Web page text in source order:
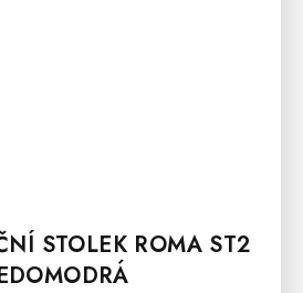
STOLEK ROMA ST2